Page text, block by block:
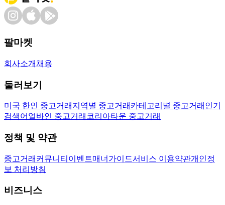
팔마켓
회사소개 채용
둘러보기
미국 한인 중고거래 지역별 중고거래 카테고리별 중고거래 인기
검색어 얼바인 중고거래 코리아타운 중고거래
정책 및 약관
중고거래 커뮤니티 이벤트매너가이드서비스 이용약관개인정
보 처리방침
비즈니스